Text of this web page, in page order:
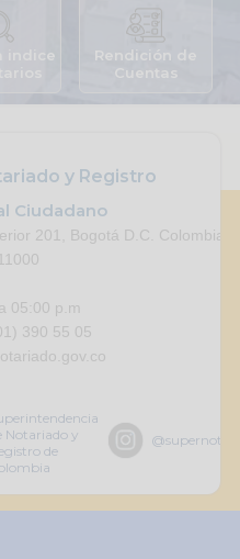
indice
Rendición de
Cuentas
y Registro
Ciudadano
201, Bogotá D.C. Colombia.
05:00 p.m
390 55 05
Notariado y
de